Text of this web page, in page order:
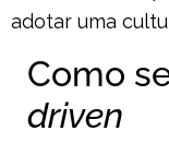
adotar uma
Como
driven